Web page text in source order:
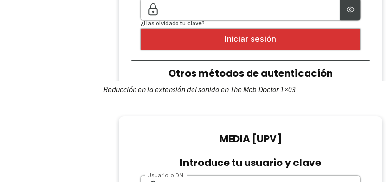
Reducción en la extensión del sonido en The Mob Doctor 1×03